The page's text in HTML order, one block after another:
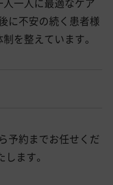
人一人に最適なケア
に不安の続く患者様
を整えています。
予約までお任せくだ
ます。